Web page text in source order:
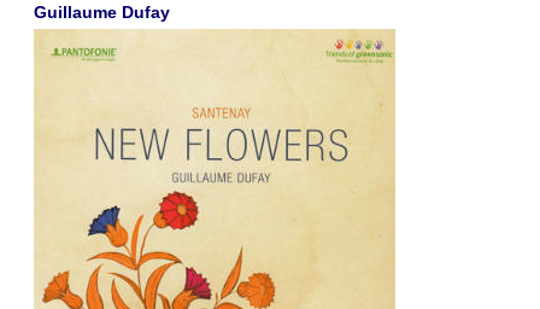
Guillaume Dufay